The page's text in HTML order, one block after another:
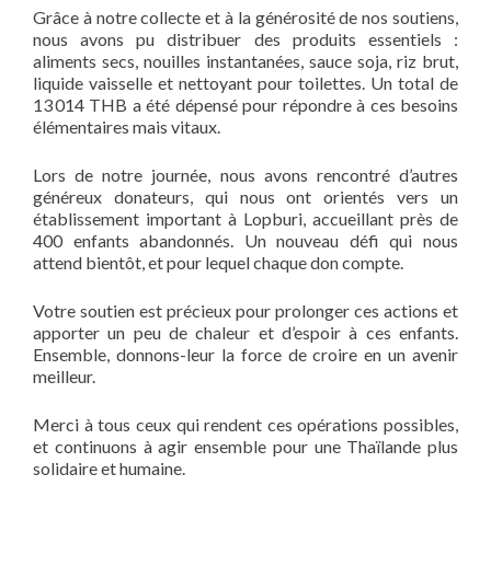
Grâce à notre collecte et à la générosité de nos soutiens,
nous avons pu distribuer des produits essentiels :
aliments secs, nouilles instantanées, sauce soja, riz brut,
liquide vaisselle et nettoyant pour toilettes. Un total de
13 014 THB a été dépensé pour répondre à ces besoins
élémentaires mais vitaux.
Lors de notre journée, nous avons rencontré d’autres
généreux donateurs, qui nous ont orientés vers un
établissement important à Lopburi, accueillant près de
400 enfants abandonnés. Un nouveau défi qui nous
attend bientôt, et pour lequel chaque don compte.
Votre soutien est précieux pour prolonger ces actions et
apporter un peu de chaleur et d’espoir à ces enfants.
Ensemble, donnons-leur la force de croire en un avenir
meilleur.
Merci à tous ceux qui rendent ces opérations possibles,
et continuons à agir ensemble pour une Thaïlande plus
solidaire et humaine.